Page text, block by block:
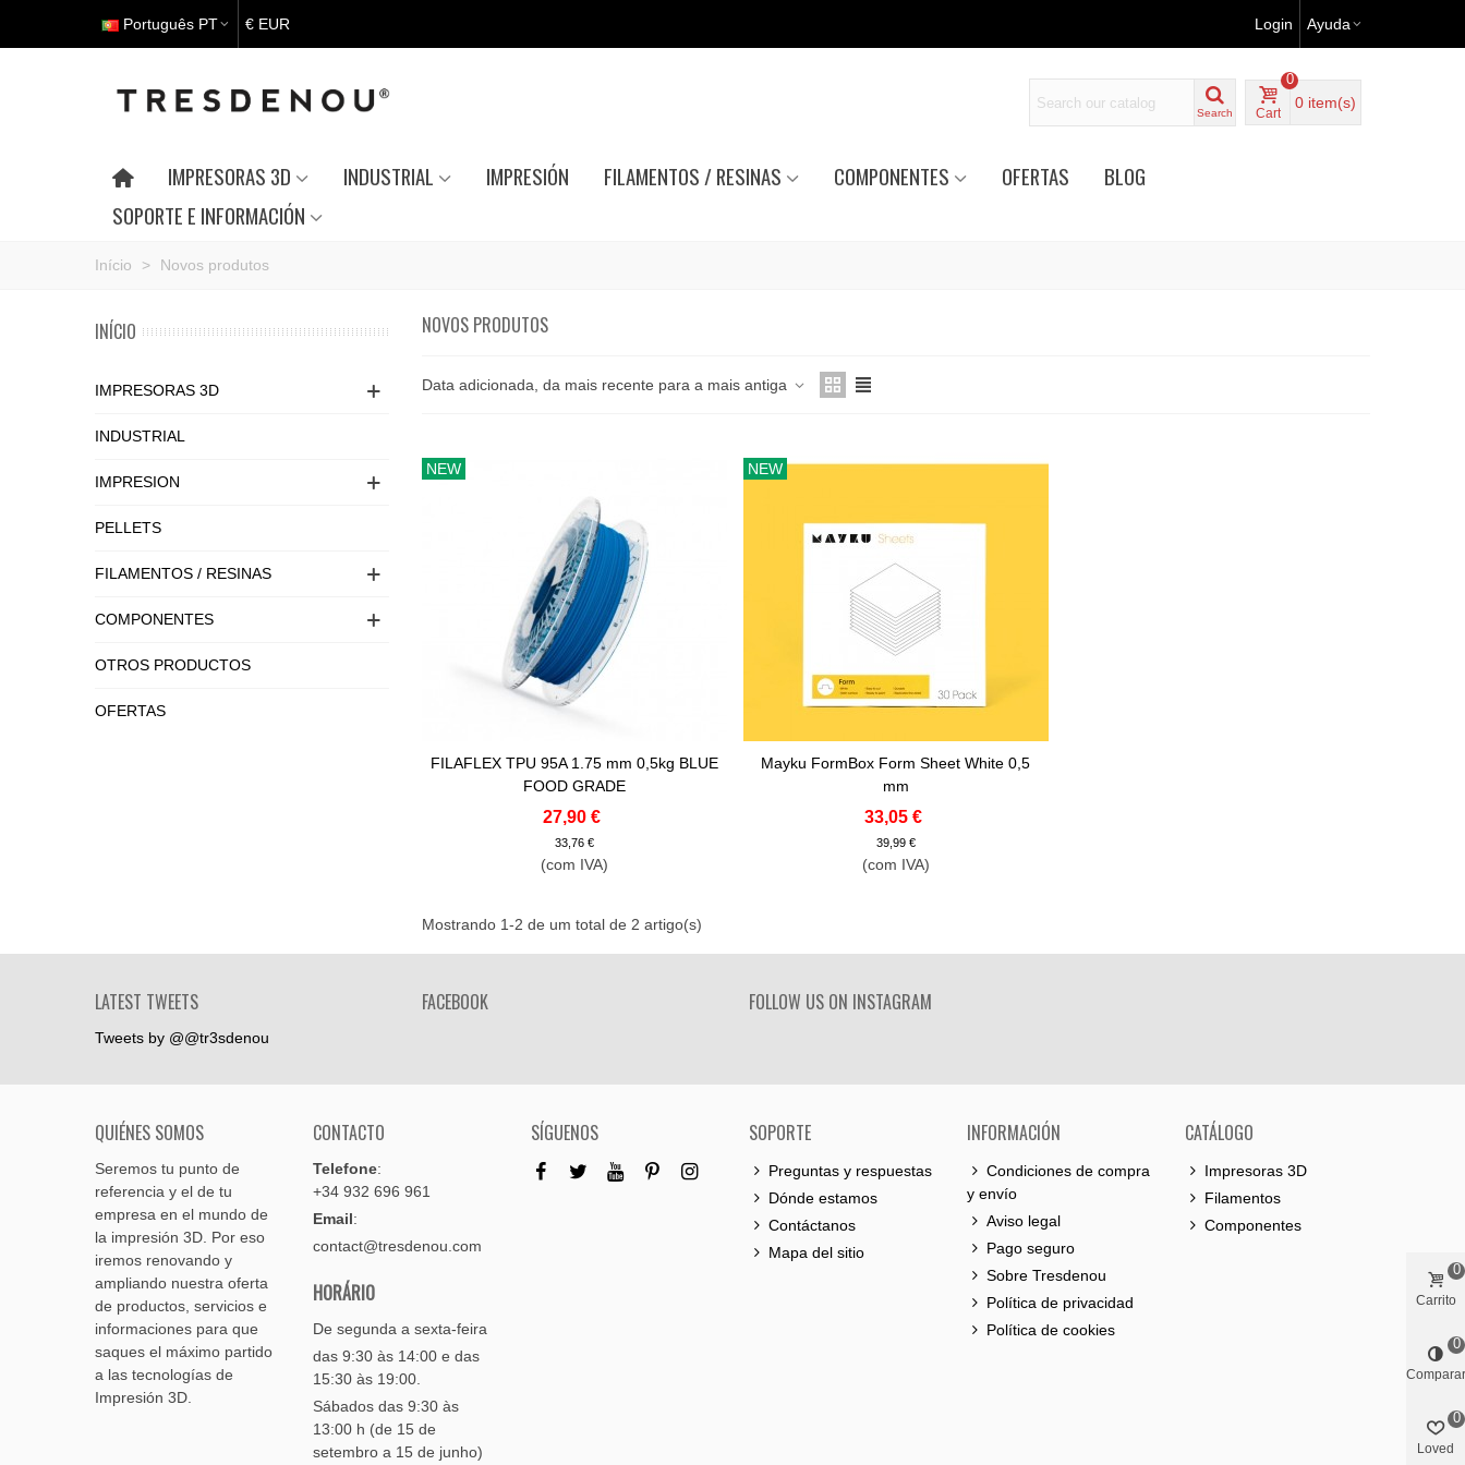
Português PT € EUR Login Ayuda
Search Cart
0
0 item(s)
IMPRESORAS 3D INDUSTRIAL IMPRESIÓN FILAMENTOS / RESINAS COMPONENTES OFERTAS
BLOG
SOPORTE E INFORMACIÓN
Início > Novos produtos
INÍCIO
IMPRESORAS 3D
INDUSTRIAL
IMPRESION
PELLETS
FILAMENTOS / RESINAS
COMPONENTES
OTROS PRODUCTOS
OFERTAS
NOVOS PRODUTOS
Data adicionada, da mais recente para a mais antiga
NEW
Adicionar Ao Carrinho
FILAFLEX TPU 95A 1.75 mm 0,5kg BLUE
FOOD GRADE
27,90 €
33,76 €
(com IVA)
NEW
Adicionar Ao Carrinho
Mayku FormBox Form Sheet White 0,5
mm
33,05 €
39,99 €
(com IVA)
Mostrando 1-2 de um total de 2 artigo(s)
LATEST TWEETS
Tweets by @@tr3sdenou
FACEBOOK FOLLOW US ON INSTAGRAM
QUIÉNES SOMOS
Seremos tu punto de
referencia y el de tu
empresa en el mundo de
la impresión 3D. Por eso
iremos renovando y
ampliando nuestra oferta
de productos, servicios e
informaciones para que
saques el máximo partido
a las tecnologías de
Impresión 3D.
CONTACTO
Telefone:
+34 932 696 961
Email:
contact@tresdenou.com
HORÁRIO
De segunda a sexta-feira
das 9:30 às 14:00 e das
15:30 às 19:00.
Sábados das 9:30 às
13:00 h (de 15 de
setembro a 15 de junho)
SÍGUENOS SOPORTE
Preguntas y respuestas
Dónde estamos
Contáctanos
Mapa del sitio
INFORMACIÓN
Condiciones de compra
y envío
Aviso legal
Pago seguro
Sobre Tresdenou
Política de privacidad
Política de cookies
CATÁLOGO
Impresoras 3D
Filamentos
Componentes
Carrito
0
Comparar
0
Loved
0